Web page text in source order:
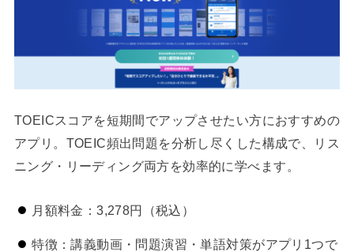
TOEICスコアを短期間でアップさせたい方におすすめの
アプリ。TOEIC頻出問題を分析し尽くした構成で、リス
ニング・リーディング両方を効率的に学べます。
月額料金：3,278円（税込）
特徴：講義動画・問題演習・単語対策がアプリ1つで